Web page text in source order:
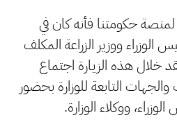
حكومتنا فأنه كان في
الوزراء ووزير الزراعة المكلف
خلال هذه الزيارة اجتماع
التابعة للوزارة بحضور
ووكلاء الوزارة.